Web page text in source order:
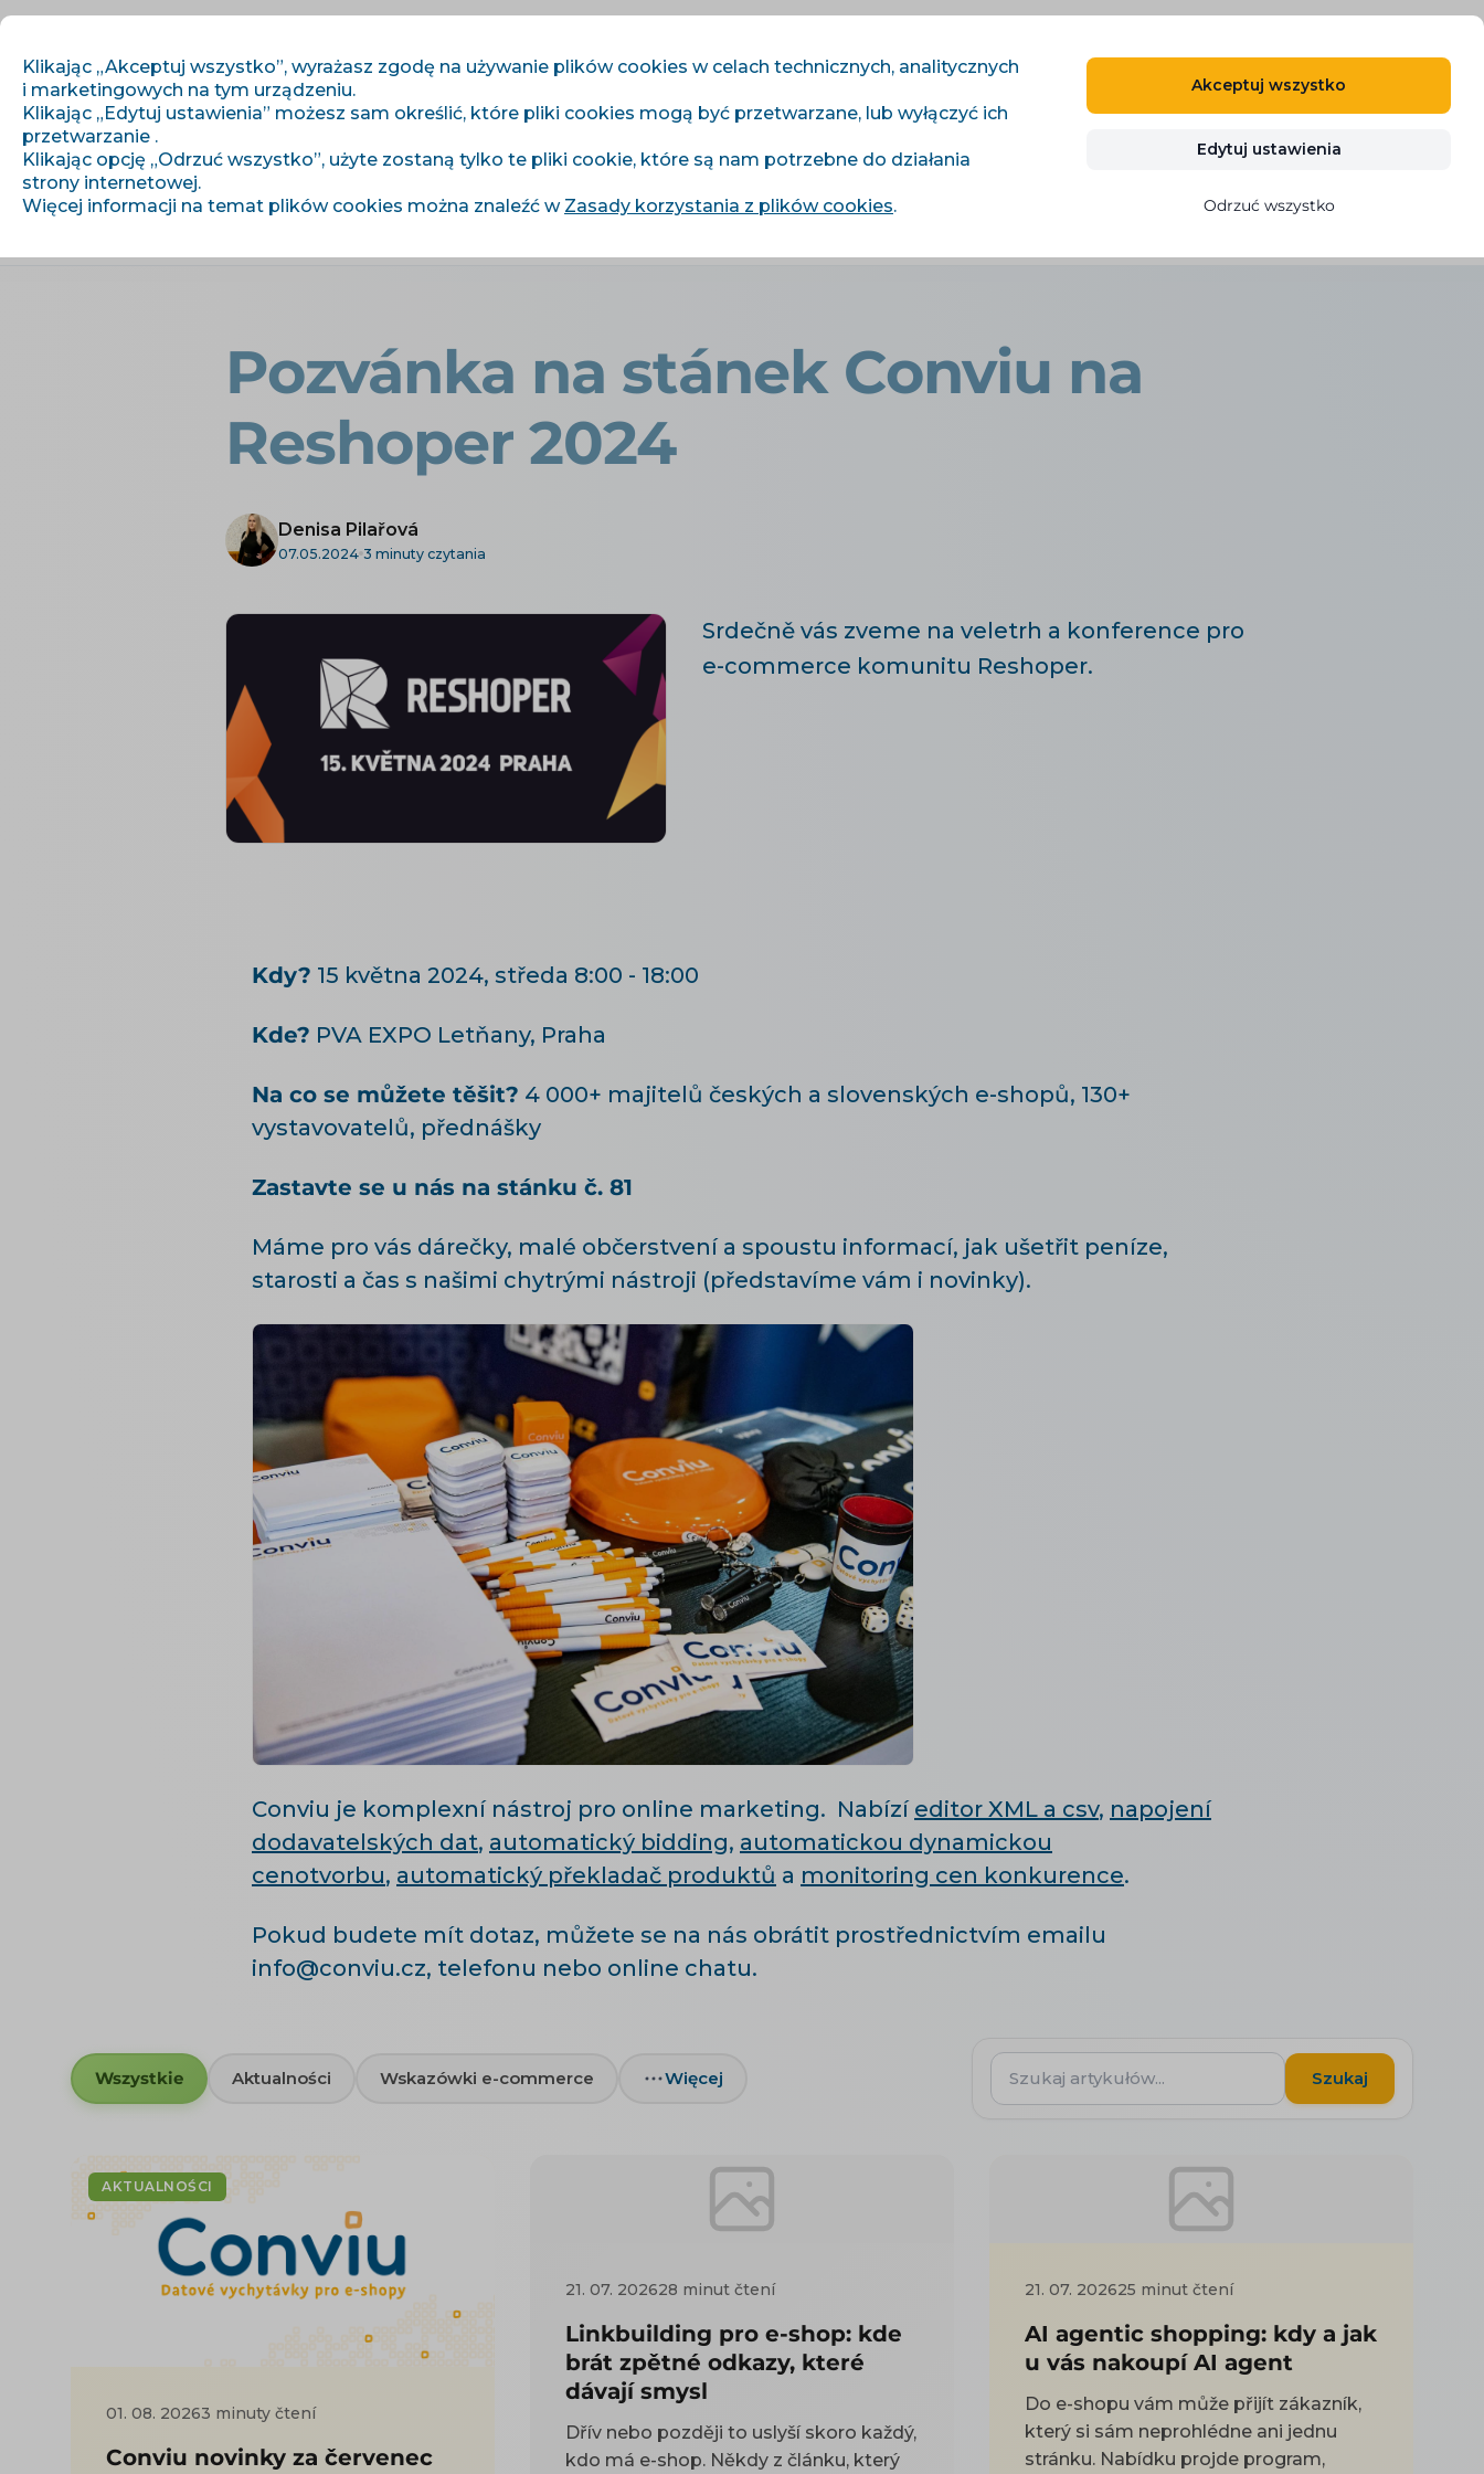
WYPRÓBUJ ZA DARMO
Pozvánka na stánek Conviu na
Reshoper 2024
Denisa Pilařová
07.05.2024 3 minuty czytania
Srdečně vás zveme na veletrh a konference pro
e-commerce komunitu Reshoper.
Kdy? 15 května 2024, středa 8:00 - 18:00
Kde? PVA EXPO Letňany, Praha
Na co se můžete těšit? 4 000+ majitelů českých a slovenských e-shopů, 130+
vystavovatelů, přednášky
Zastavte se u nás na stánku č. 81
Máme pro vás dárečky, malé občerstvení a spoustu informací, jak ušetřit peníze,
starosti a čas s našimi chytrými nástroji (představíme vám i novinky).
Conviu je komplexní nástroj pro online marketing. Nabízí editor XML a csv, napojení
dodavatelských dat, automatický bidding, automatickou dynamickou
cenotvorbu, automatický překladač produktů a monitoring cen konkurence.
Pokud budete mít dotaz, můžete se na nás obrátit prostřednictvím emailu
info@conviu.cz, telefonu nebo online chatu.
Wszystkie Aktualności Wskazówki e-commerce Więcej
Szukaj
artykułów...
Szukaj
AKTUALNOŚCI
01. 08. 20263 minuty čtení
Conviu novinky za červenec
21. 07. 202628 minut čtení
Linkbuilding pro e-shop: kde
brát zpětné odkazy, které
dávají smysl
Dřív nebo později to uslyší skoro každý,
kdo má e-shop. Někdy z článku, který
21. 07. 202625 minut čtení
AI agentic shopping: kdy a jak
u vás nakoupí AI agent
Do e-shopu vám může přijít zákazník,
který si sám neprohlédne ani jednu
stránku. Nabídku projde program,
Klikając „Akceptuj wszystko”, wyrażasz zgodę na używanie plików cookies w celach technicznych, analitycznych
i marketingowych na tym urządzeniu.
Klikając „Edytuj ustawienia” możesz sam określić, które pliki cookies mogą być przetwarzane, lub wyłączyć ich
przetwarzanie .
Klikając opcję „Odrzuć wszystko”, użyte zostaną tylko te pliki cookie, które są nam potrzebne do działania
strony internetowej.
Więcej informacji na temat plików cookies można znaleźć w Zasady korzystania z plików cookies.
Akceptuj wszystko
Edytuj ustawienia
Odrzuć wszystko